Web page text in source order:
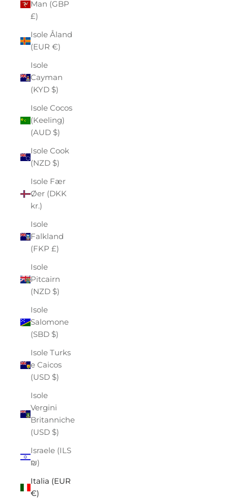
Man (GBP
£)
Isole Åland
(EUR €)
Isole
Cayman
(KYD $)
Isole Cocos
(Keeling)
(AUD $)
Isole Cook
(NZD $)
Isole Fær
Øer (DKK
kr.)
Isole
Falkland
(FKP £)
Isole
Pitcairn
(NZD $)
Isole
Salomone
(SBD $)
Isole Turks
e Caicos
(USD $)
Isole
Vergini
Britanniche
(USD $)
Israele (ILS
₪)
Italia (EUR
€)